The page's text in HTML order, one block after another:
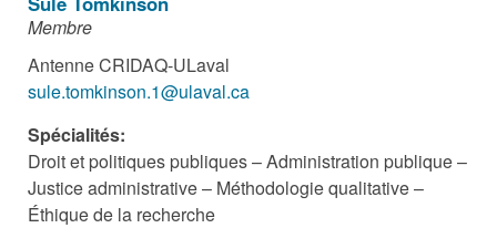
Membre
Antenne CRIDAQ-ULaval
sule.tomkinson.1@ulaval.ca
Spécialités:
Droit et politiques publiques – Administration publique –
Justice administrative – Méthodologie qualitative –
Éthique de la recherche